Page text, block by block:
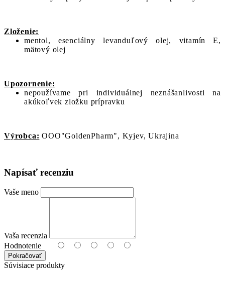
Zloženie:
mentol, esenciálny levanduľový olej, vitamín E,
mätový olej
Upozornenie:
nepoužívame pri individuálnej neznášanlivosti na
akúkoľvek zložku prípravku
Výrobca: OOO"GoldenPharm", Kyjev, Ukrajina
Napísať recenziu
Vaše meno
Vaša recenzia
Hodnotenie
Pokračovať
Súvisiace produkty